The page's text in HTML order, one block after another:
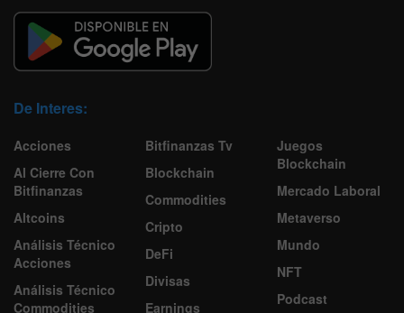
De Interes:
Acciones
Al Cierre Con
Bitfinanzas
Altcoins
Análisis Técnico
Acciones
Análisis Técnico
Commodities
Bitfinanzas Tv
Blockchain
Commodities
Cripto
DeFi
Divisas
Earnings
Juegos
Blockchain
Mercado Laboral
Metaverso
Mundo
NFT
Podcast